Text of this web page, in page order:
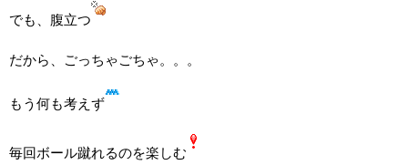
でも、腹立つ
だから、ごっちゃごちゃ。。。
もう何も考えず
毎回ボール蹴れるのを楽しむ